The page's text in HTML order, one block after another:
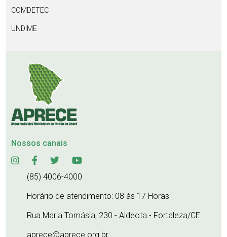
COMDETEC
UNDIME
Nossos canais
(85) 4006-4000
Horário de atendimento: 08 às 17 Horas
Rua Maria Tomásia, 230 - Aldeota - Fortaleza/CE
aprece@aprece.org.br